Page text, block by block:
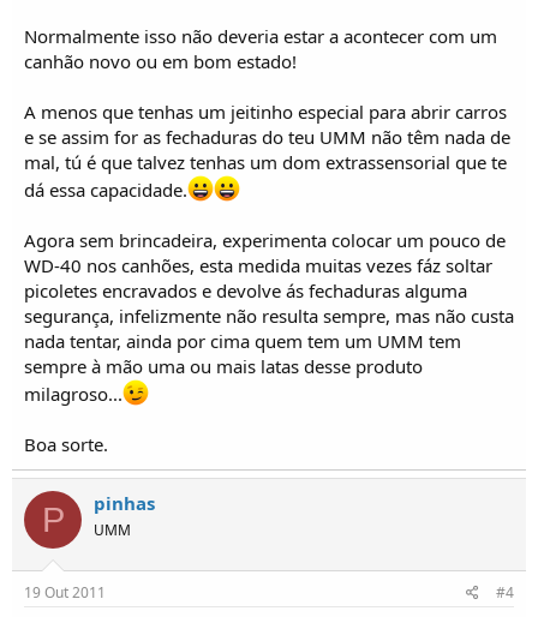
Normalmente isso não deveria estar a acontecer com um
canhão novo ou em bom estado!
A menos que tenhas um jeitinho especial para abrir carros
e se assim for as fechaduras do teu UMM não têm nada de
mal, tú é que talvez tenhas um dom extrassensorial que te
dá essa capacidade.
Agora sem brincadeira, experimenta colocar um pouco de
WD-40 nos canhões, esta medida muitas vezes fáz soltar
picoletes encravados e devolve ás fechaduras alguma
segurança, infelizmente não resulta sempre, mas não custa
nada tentar, ainda por cima quem tem um UMM tem
sempre à mão uma ou mais latas desse produto
milagroso...
Boa sorte.
P pinhas
UMM
19 Out 2011 #4